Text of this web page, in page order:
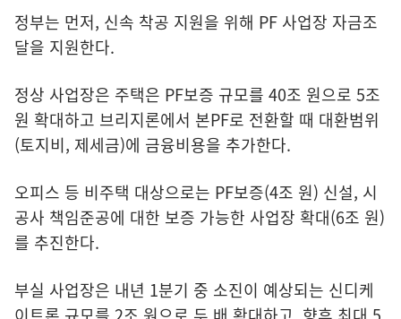
정부는 먼저, 신속 착공 지원을 위해 PF 사업장 자금조
달을 지원한다.
정상 사업장은 주택은 PF보증 규모를 40조 원으로 5조
원 확대하고 브리지론에서 본PF로 전환할 때 대환범위
(토지비, 제세금)에 금융비용을 추가한다.
오피스 등 비주택 대상으로는 PF보증(4조 원) 신설, 시
공사 책임준공에 대한 보증 가능한 사업장 확대(6조 원)
를 추진한다.
부실 사업장은 내년 1분기 중 소진이 예상되는 신디케